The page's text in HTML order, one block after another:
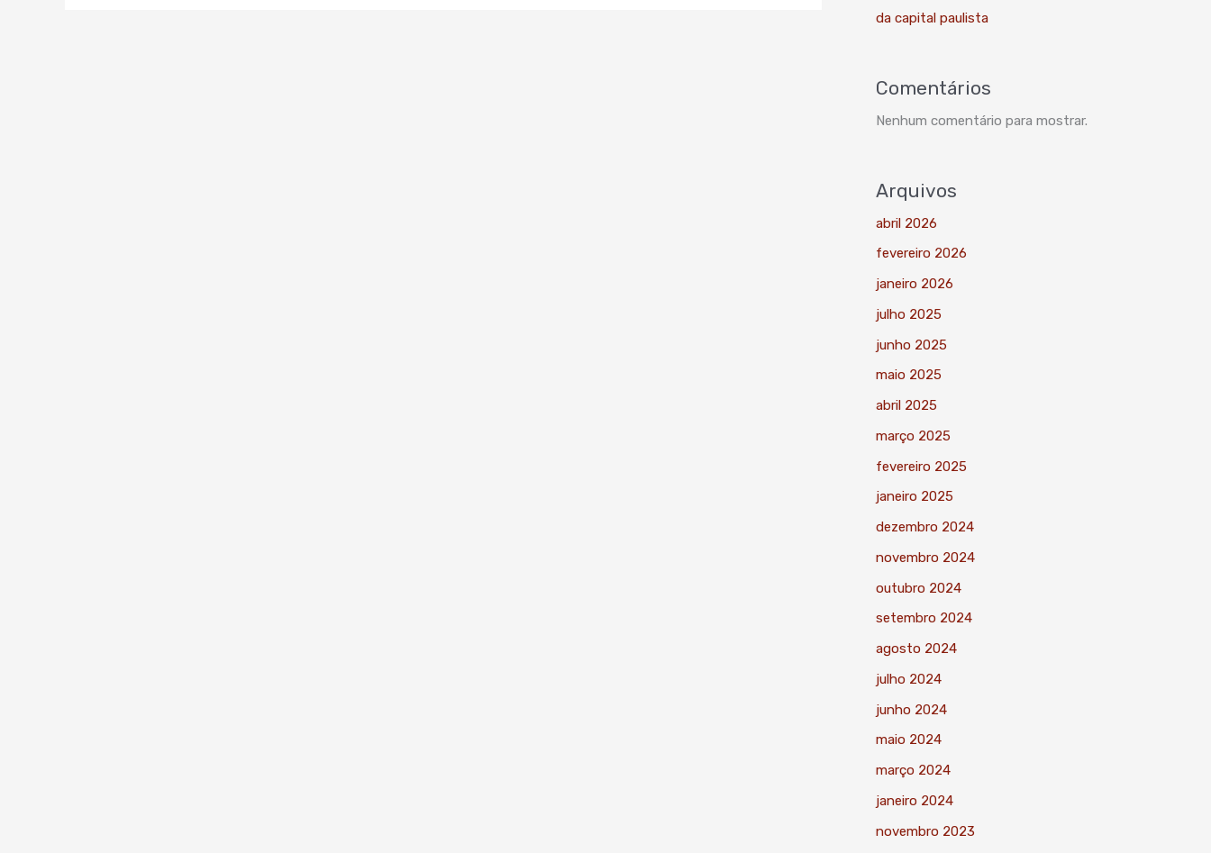
da capital paulista
Comentários
Nenhum comentário para mostrar.
Arquivos
abril 2026
fevereiro 2026
janeiro 2026
julho 2025
junho 2025
maio 2025
abril 2025
março 2025
fevereiro 2025
janeiro 2025
dezembro 2024
novembro 2024
outubro 2024
setembro 2024
agosto 2024
julho 2024
junho 2024
maio 2024
março 2024
janeiro 2024
novembro 2023